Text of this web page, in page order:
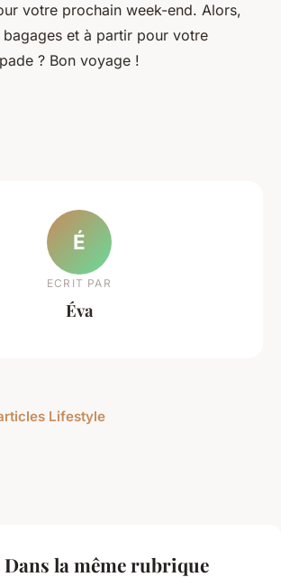
votre prochain week-end. Alors,
et à partir pour votre
? Bon voyage !
É
ECRIT PAR
Éva
Lifestyle
la même rubrique